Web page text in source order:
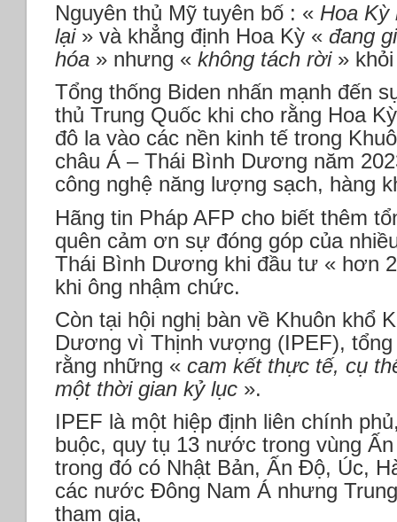
Nguyên thủ Mỹ tuyên bố : « Hoa Kỳ
lại» và khẳng định Hoa Kỳ « đang
hóa » nhưng « không tách rời»
Tổng thống Biden nhấn mạnh đến
thủ Trung Quốc khi cho rằng Hoa
đô la vào các nền kinh tế trong
châu Á – Thái Bình Dương năm
công nghệ năng lượng sạch, hàng
Hãng tin Pháp AFP cho biết thêm
quên cảm ơn sự đóng góp của
Thái Bình Dương khi đầu tư « hơn
khi ông nhậm chức.
Còn tại hội nghị bàn về Khuôn khổ
Dương vì Thịnh vượng (IPEF), tổng
rằng những « cam kết thực tế, cụ
một thời gian kỷ lục ».
IPEF là một hiệp định liên chính
buộc, quy tụ 13 nước trong vùng
trong đó có Nhật Bản, Ấn Độ, Úc,
các nước Đông Nam Á nhưng
tham gia,